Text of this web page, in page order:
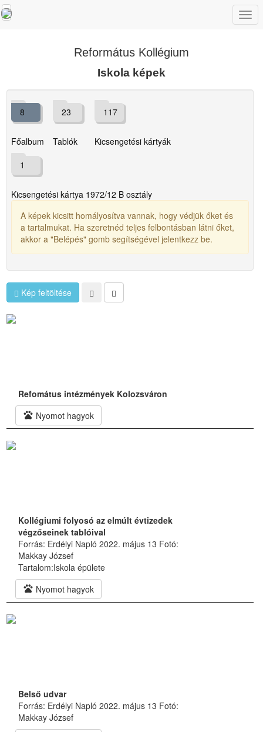
Református Kollégium
Iskola képek
8
Főalbum
23
Tablók
117
Kicsengetési kártyák
1
Kicsengetési kártya 1972/12 B osztály
A képek kicsitt homályosítva vannak, hogy védjük őket és
a tartalmukat. Ha szeretnéd teljes felbontásban látni őket,
akkor a "Belépés" gomb segítségével jelentkezz be.
Kép feltöltése
Refomátus intézmények Kolozsváron
pets Nyomot hagyok
Kollégiumi folyosó az elmúlt évtizedek
végzőseinek tablóival
Forrás: Erdélyi Napló 2022. május 13 Fotó:
Makkay József
Tartalom:Iskola épülete
pets Nyomot hagyok
Belső udvar
Forrás: Erdélyi Napló 2022. május 13 Fotó:
Makkay József